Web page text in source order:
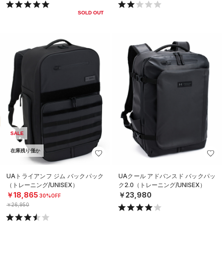
SOLD OUT
SALE
在庫残り僅か
UAトライアンフ ジム バックパック
（トレーニング/UNISEX）
￥18,865 30%OFF
￥26,950
UAクール アドバンスド バックパッ
ク2.0（トレーニング/UNISEX）
￥23,980